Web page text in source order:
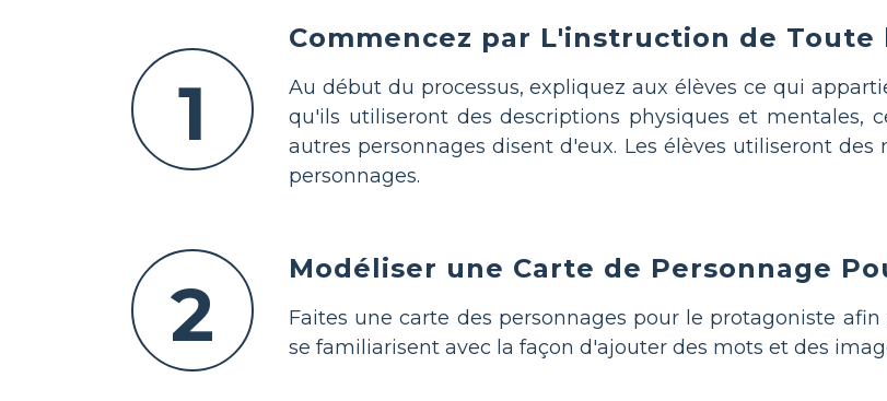
1
Commencez par L'instruction de Toute
Au début du processus, expliquez aux élèves ce qui
qu'ils utiliseront des descriptions physiques et mentales,
autres personnages disent d'eux. Les élèves utiliseront
personnages.
2
Modéliser une Carte de Personnage
Faites une carte des personnages pour le protagoniste
se familiarisent avec la façon d'ajouter des mots et des